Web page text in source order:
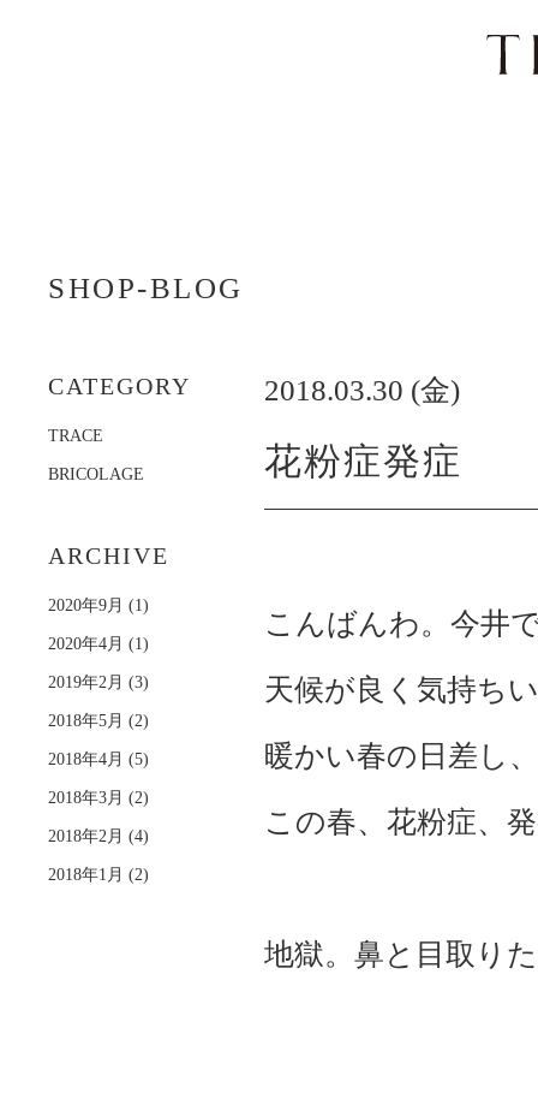
SHOP-BLOG
2018.03.30 (金)
花粉症発症
こんばんわ。今井
天候が良く気持ち
暖かい春の日差し
この春、花粉症、
地獄。鼻と目取り
CATEGORY
TRACE
BRICOLAGE
ARCHIVE
2020年9月 (1)
2020年4月 (1)
2019年2月 (3)
2018年5月 (2)
2018年4月 (5)
2018年3月 (2)
2018年2月 (4)
2018年1月 (2)